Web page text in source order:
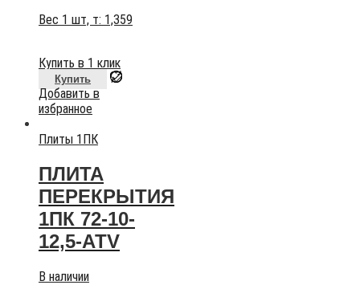
Вес 1 шт, т: 1,359
Купить в 1 клик
Купить
Добавить в
избранное
Плиты 1ПК
ПЛИТА
ПЕРЕКРЫТИЯ
1ПК 72-10-
12,5-АТV
В наличии